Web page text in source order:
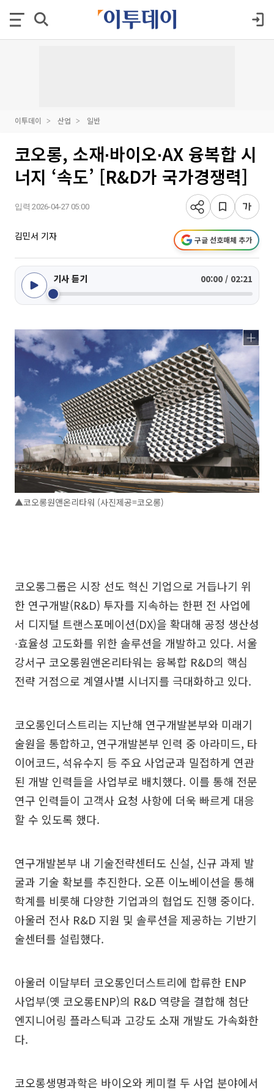
이투데이 산업 일반
코오롱, 소재∙바이오∙AX 융복합 시
너지 ‘속도’ [R&D가 국가경쟁력]
입력 2026-04-27 05:00
김민서 기자 구글 선호매체 추가
기사 듣기 00:00 / 02:21
▲코오롱원앤온리타워 (사진제공=코오롱)
코오롱그룹은 시장 선도 혁신 기업으로 거듭나기 위
한 연구개발(R&D) 투자를 지속하는 한편 전 사업에
서 디지털 트랜스포메이션(DX)을 확대해 공정 생산성
∙효율성 고도화를 위한 솔루션을 개발하고 있다. 서울
강서구 코오롱원앤온리타워는 융복합 R&D의 핵심
전략 거점으로 계열사별 시너지를 극대화하고 있다.
코오롱인더스트리는 지난해 연구개발본부와 미래기
술원을 통합하고, 연구개발본부 인력 중 아라미드, 타
이어코드, 석유수지 등 주요 사업군과 밀접하게 연관
된 개발 인력들을 사업부로 배치했다. 이를 통해 전문
연구 인력들이 고객사 요청 사항에 더욱 빠르게 대응
할 수 있도록 했다.
연구개발본부 내 기술전략센터도 신설, 신규 과제 발
굴과 기술 확보를 추진한다. 오픈 이노베이션을 통해
학계를 비롯해 다양한 기업과의 협업도 진행 중이다.
아울러 전사 R&D 지원 및 솔루션을 제공하는 기반기
술센터를 설립했다.
아울러 이달부터 코오롱인더스트리에 합류한 ENP
사업부(옛 코오롱ENP)의 R&D 역량을 결합해 첨단
엔지니어링 플라스틱과 고강도 소재 개발도 가속화한
다.
코오롱생명과학은 바이오와 케미컬 두 사업 분야에서